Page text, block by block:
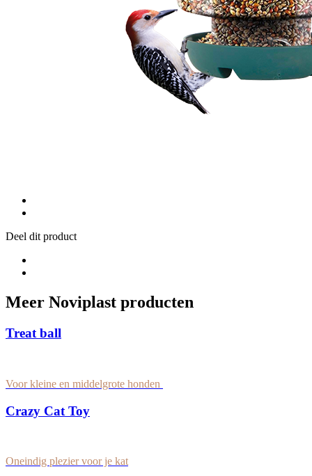
Deel dit product
Meer Noviplast producten
Treat ball
Voor kleine en middelgrote honden
Crazy Cat Toy
Oneindig plezier voor je kat